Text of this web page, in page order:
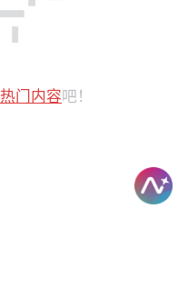
热门内容吧！